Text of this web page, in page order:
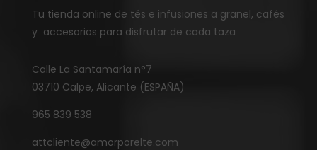
Tu tienda online de tés e infusiones a granel, cafés
y accesorios para disfrutar de cada taza
Calle La Santamaría n°7
03710 Calpe, Alicante (ESPAÑA)
965 839 538
attcliente@amorporelte.com